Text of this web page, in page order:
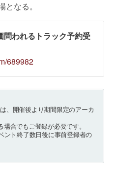
なる。
われるトラック予約受
689982
、開催後より期間限定のアーカ
合でもご登録が必要です。
ント終了数⽇後に事前登録者の